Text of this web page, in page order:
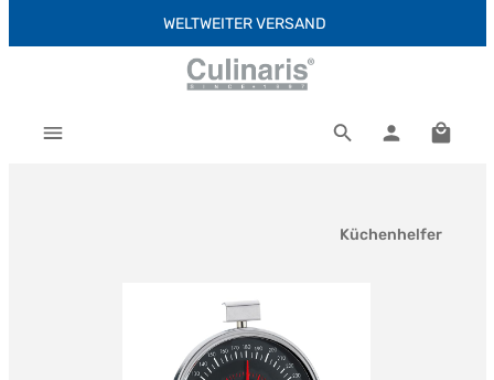
Zum Hauptinhalt springenWELTWEITER VERSAND
Küchenhelfer